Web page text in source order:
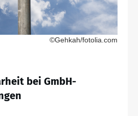
©Gehkah/fotolia.com
bei GmbH-